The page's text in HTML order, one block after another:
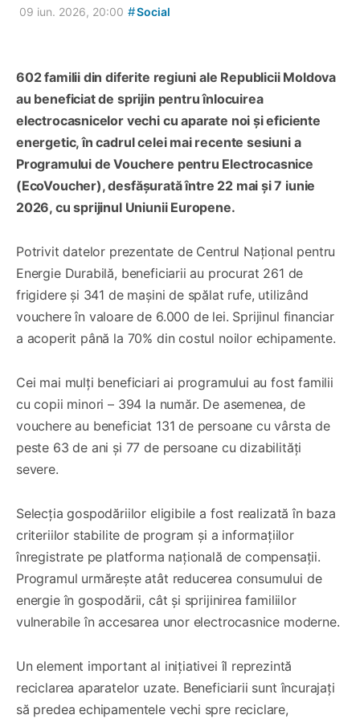
09 iun. 2026, 20:00 #Social
602 familii din diferite regiuni ale Republicii Moldova
au beneficiat de sprijin pentru înlocuirea
electrocasnicelor vechi cu aparate noi și eficiente
energetic, în cadrul celei mai recente sesiuni a
Programului de Vouchere pentru Electrocasnice
(EcoVoucher), desfășurată între 22 mai și 7 iunie
2026, cu sprijinul Uniunii Europene.
Potrivit datelor prezentate de Centrul Național pentru
Energie Durabilă, beneficiarii au procurat 261 de
frigidere și 341 de mașini de spălat rufe, utilizând
vouchere în valoare de 6.000 de lei. Sprijinul financiar
a acoperit până la 70% din costul noilor echipamente.
Cei mai mulți beneficiari ai programului au fost familii
cu copii minori – 394 la număr. De asemenea, de
vouchere au beneficiat 131 de persoane cu vârsta de
peste 63 de ani și 77 de persoane cu dizabilități
severe.
Selecția gospodăriilor eligibile a fost realizată în baza
criteriilor stabilite de program și a informațiilor
înregistrate pe platforma națională de compensații.
Programul urmărește atât reducerea consumului de
energie în gospodării, cât și sprijinirea familiilor
vulnerabile în accesarea unor electrocasnice moderne.
Un element important al inițiativei îl reprezintă
reciclarea aparatelor uzate. Beneficiarii sunt încurajați
să predea echipamentele vechi spre reciclare,